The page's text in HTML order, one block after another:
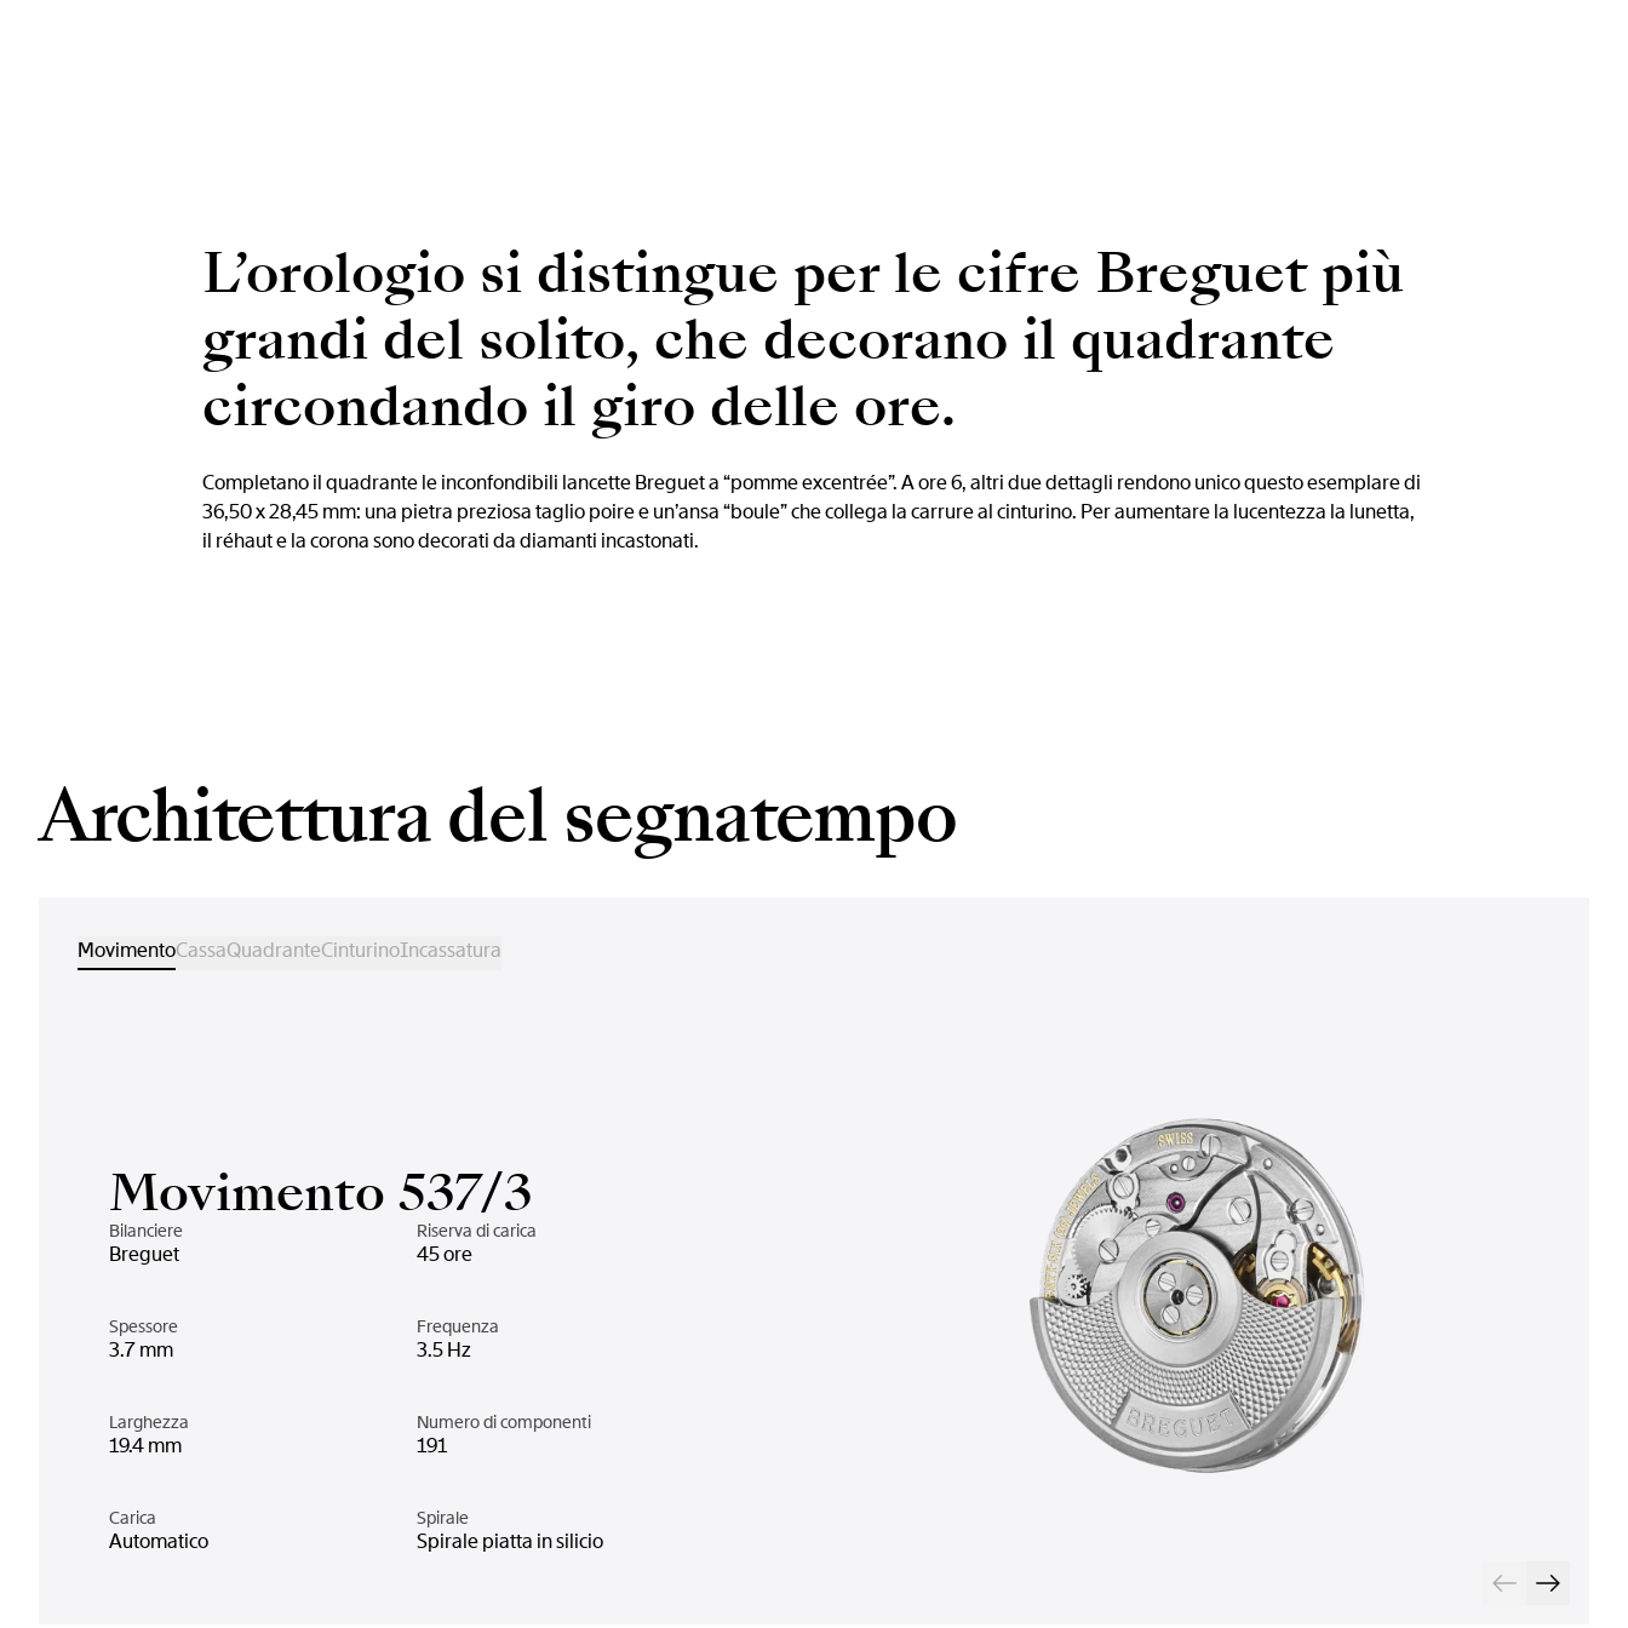
L’orologio si distingue per le cifre Breguet più
grandi del solito, che decorano il quadrante
circondando il giro delle ore.
Completano il quadrante le inconfondibili lancette Breguet a “pomme excentrée”. A ore 6, altri due dettagli rendono unico questo esemplare di
36,50 x 28,45 mm: una pietra preziosa taglio poire e un’ansa “boule” che collega la carrure al cinturino. Per aumentare la lucentezza la lunetta,
il réhaut e la corona sono decorati da diamanti incastonati.
Architettura del segnatempo
MovimentoCassaQuadranteCinturinoIncassatura
Movimento 537/3
Bilanciere
Breguet
Riserva di carica
45 ore
Spessore
3.7 mm
Frequenza
3.5 Hz
Larghezza
19.4 mm
Numero di componenti
191
Carica
Automatico
Spirale
Spirale piatta in silicio